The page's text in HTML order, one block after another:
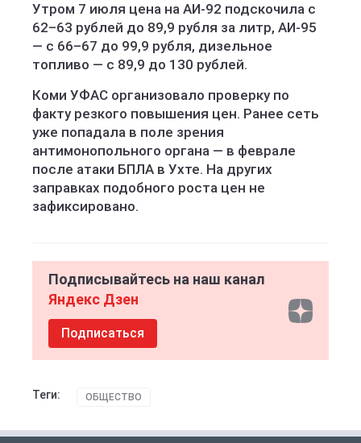
Утром 7 июля цена на АИ-92 подскочила с
62–63 рублей до 89,9 рубля за литр, АИ-95
— с 66–67 до 99,9 рубля, дизельное
топливо — с 89,9 до 130 рублей.
Коми УФАС организовало проверку по
факту резкого повышения цен. Ранее сеть
уже попадала в поле зрения
антимонопольного органа — в феврале
после атаки БПЛА в Ухте. На других
заправках подобного роста цен не
зафиксировано.
Подписывайтесь на наш канал
Яндекс Дзен
Подписаться
Теги: ОБЩЕСТВО